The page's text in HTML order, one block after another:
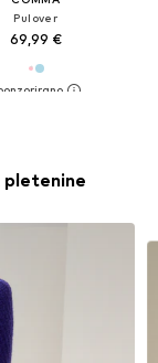
Pulover
69,99 €
pletenine